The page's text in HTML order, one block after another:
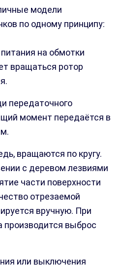
модели
по одному принципу:
на обмотки
вращаться ротор
передаточного
момент передаётся в
вращаются по кругу.
с деревом лезвиями
части поверхности
отрезаемой
вручную. При
производится выброс
или выключения